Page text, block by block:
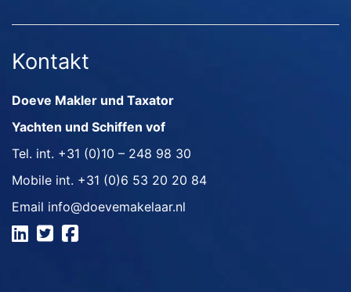
Kontakt
Doeve Makler und Taxator
Yachten und Schiffen vof
Tel. int. +31 (0)10 – 248 98 30
Mobile int. +31 (0)6 53 20 20 84
Email info@doevemakelaar.nl